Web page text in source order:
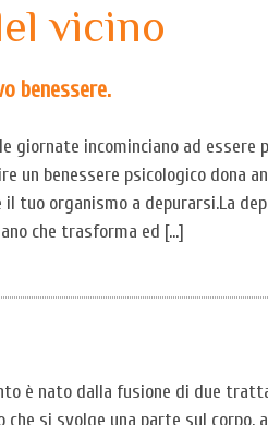
vicino
benessere.
giornate incominciano ad essere
un benessere psicologico dona
tuo organismo a depurarsi.La
che trasforma ed […]
è nato dalla fusione di due
si svolge una parte sul